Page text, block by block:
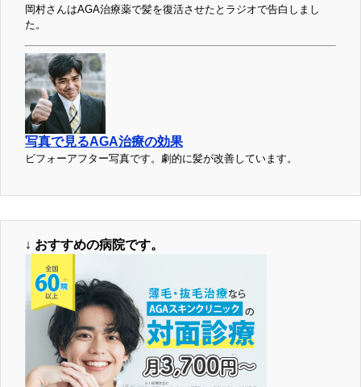
岡村さんはAGA治療薬で髪を復活させたとラジオで告白しまし
た。
写真で見るAGA治療の効果
ビフォーアフター写真です。劇的に髪が改善しています。
↓ おすすめの病院です。